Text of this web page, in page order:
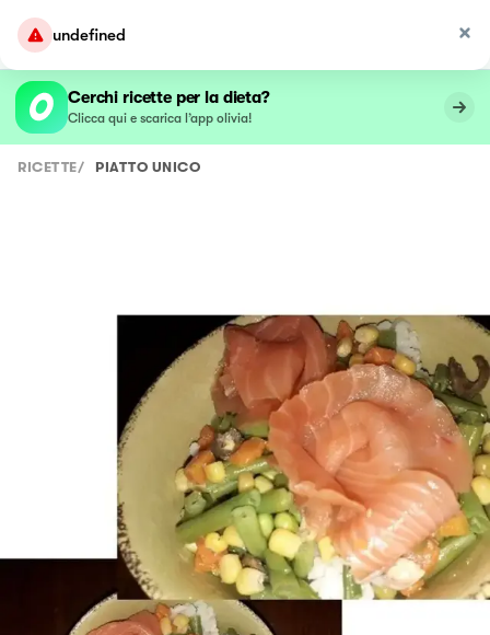
undefined
Cerchi ricette per la dieta?
Clicca qui e scarica l’app olivia!
RICETTE/ PIATTO UNICO